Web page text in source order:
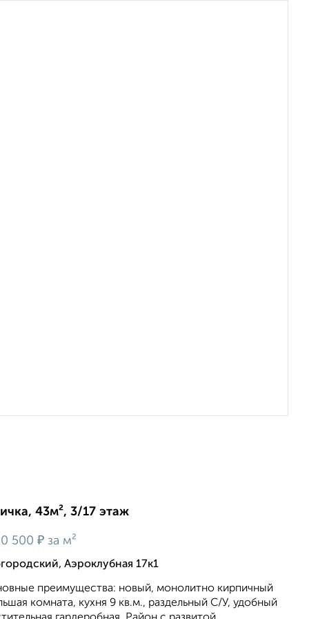
43м², 3/17 этаж
500 ₽ за м²
Аэроклубная 17к1
преимущества: новый, монолитно кирпичный
комната, кухня 9 кв.м., раздельный С/У, удобный